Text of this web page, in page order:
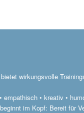
wirkungsvolle
empathisch • kreativ •
im Kopf: Bereit für